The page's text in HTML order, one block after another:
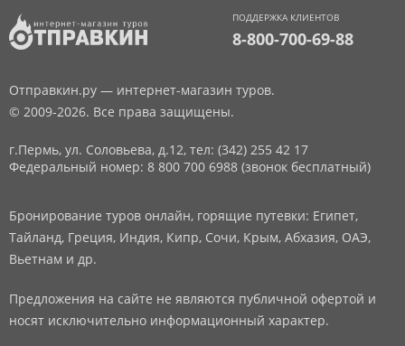
ПОДДЕРЖКА КЛИЕНТОВ
8-800-700-69-88
Отправкин.ру — интернет-магазин туров.
© 2009-2026. Все права защищены.
г.Пермь, ул. Соловьева, д.12, тел: (342) 255 42 17
Федеральный номер: 8 800 700 6988 (звонок бесплатный)
Бронирование туров онлайн, горящие путевки: Египет,
Тайланд, Греция, Индия, Кипр, Сочи, Крым, Абхазия, ОАЭ,
Вьетнам и др.
Предложения на сайте не являются публичной офертой и
носят исключительно информационный характер.